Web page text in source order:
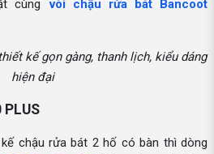
cùng
vòi chậu rửa bát Bancoot
kế gọn gàng, thanh lịch, kiểu dáng
hiện đại
chậu rửa bát 2 hố có bàn thì dòng